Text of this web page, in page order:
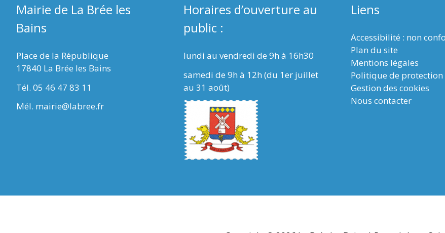
Mairie de La Brée les
Bains
Place de la République
17840 La Brée les Bains
Tél. 05 46 47 83 11
Mél. mairie@labree.fr
Horaires d’ouverture au
public :
lundi au vendredi de 9h à 16h30
samedi de 9h à 12h (du 1er juillet
au 31 août)
Liens
Accessibilité : non
Plan du site
Mentions légales
Politique de protection
Gestion des cookies
Nous contacter